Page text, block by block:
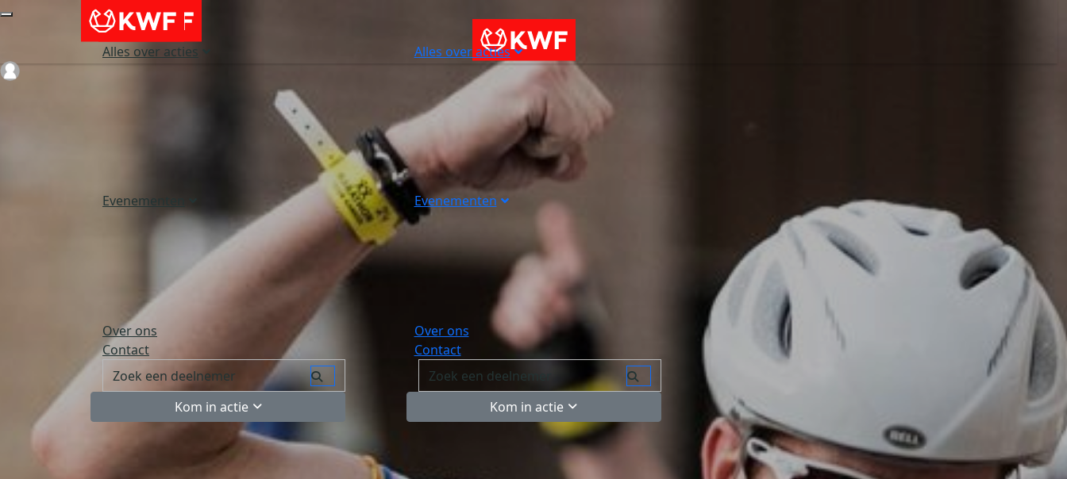
Alles over acties
Evenementen
Over ons
Contact
Kom in actie
Alles over acties
Evenementen
Over ons
Contact
Kom in actie